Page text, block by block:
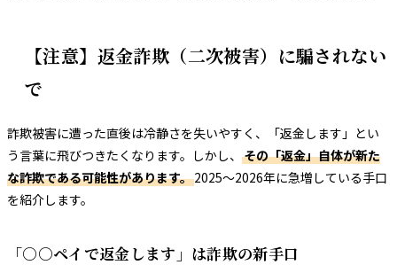
【注意】返金詐欺（二次被害）に騙されない
で
詐欺被害に遭った直後は冷静さを失いやすく、「返金します」とい
う言葉に飛びつきたくなります。しかし、 その「返金」自体が新た
な詐欺である可能性があります。2025〜2026年に急増している手口
を紹介します。
「○○ペイで返金します」は詐欺の新手口